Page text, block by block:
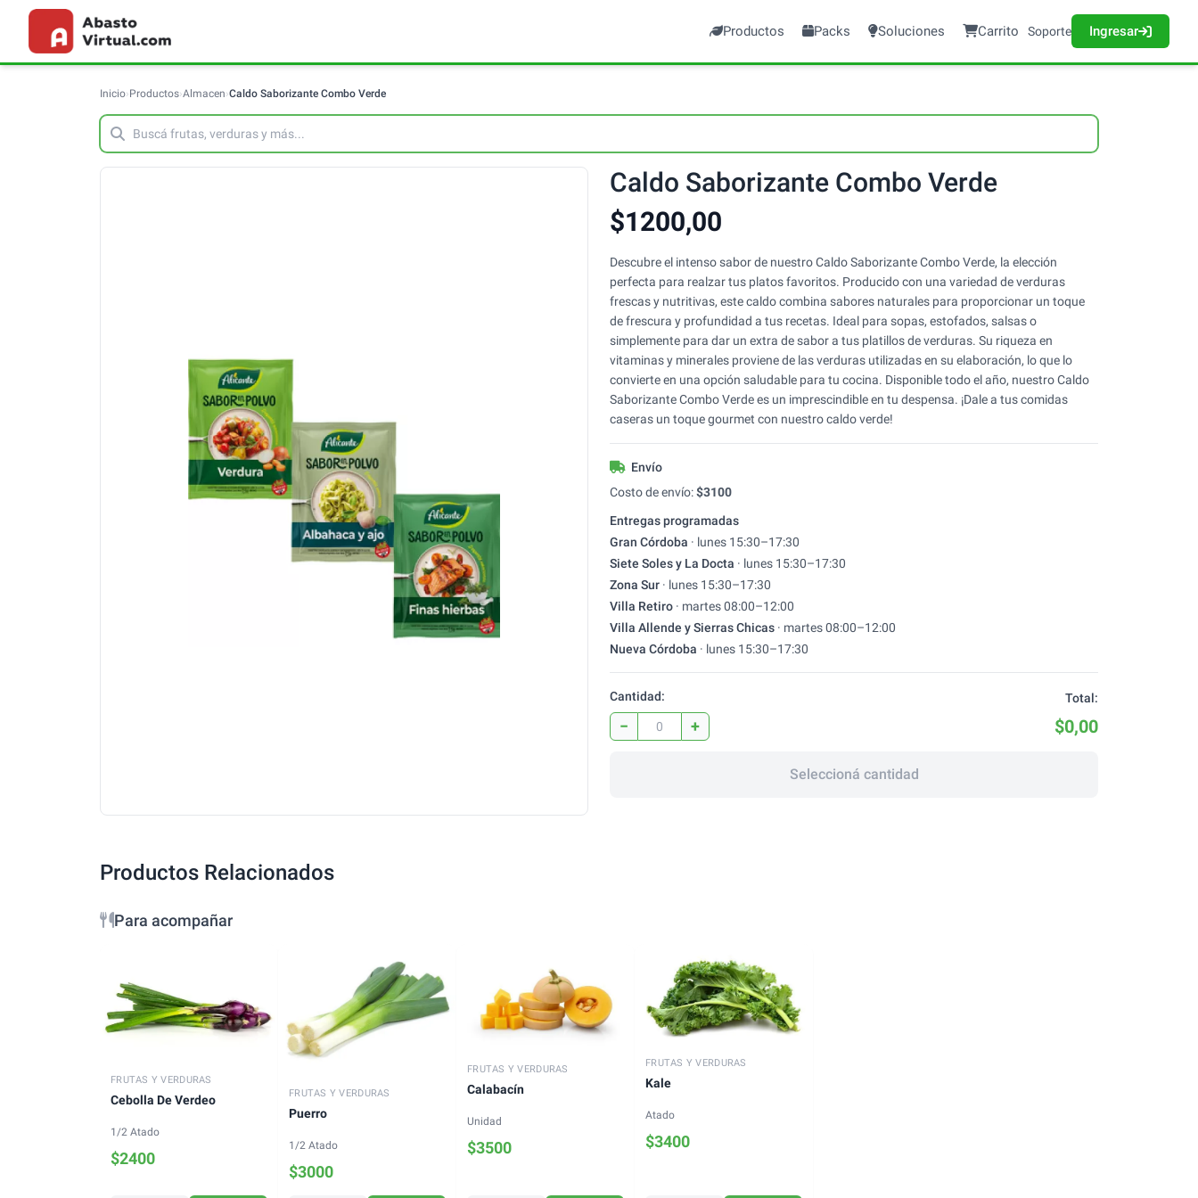
Productos Packs Soluciones Carrito Soporte Ingresar
Inicio›Productos›Almacen›Caldo Saborizante Combo Verde
Caldo Saborizante Combo Verde
$1200,00
Descubre el intenso sabor de nuestro Caldo Saborizante Combo Verde, la elección
perfecta para realzar tus platos favoritos. Producido con una variedad de verduras
frescas y nutritivas, este caldo combina sabores naturales para proporcionar un toque
de frescura y profundidad a tus recetas. Ideal para sopas, estofados, salsas o
simplemente para dar un extra de sabor a tus platillos de verduras. Su riqueza en
vitaminas y minerales proviene de las verduras utilizadas en su elaboración, lo que lo
convierte en una opción saludable para tu cocina. Disponible todo el año, nuestro Caldo
Saborizante Combo Verde es un imprescindible en tu despensa. ¡Dale a tus comidas
caseras un toque gourmet con nuestro caldo verde!
Envío
Costo de envío:$3100
Entregas programadas
Gran Córdoba · lunes 15:30–17:30
Siete Soles y La Docta · lunes 15:30–17:30
Zona Sur · lunes 15:30–17:30
Villa Retiro · martes08:00–12:00
Villa Allende y Sierras Chicas · martes08:00–12:00
Nueva Córdoba · lunes 15:30–17:30
Cantidad:
− +
Total:
$0,00
Seleccioná cantidad
Productos Relacionados
Para acompañar
FRUTAS Y VERDURAS
Cebolla De Verdeo
1/2 Atado
$2400
FRUTAS Y VERDURAS
Puerro
1/2 Atado
$3000
FRUTAS Y VERDURAS
Calabacín
Unidad
$3500
FRUTAS Y VERDURAS
Kale
Atado
$3400